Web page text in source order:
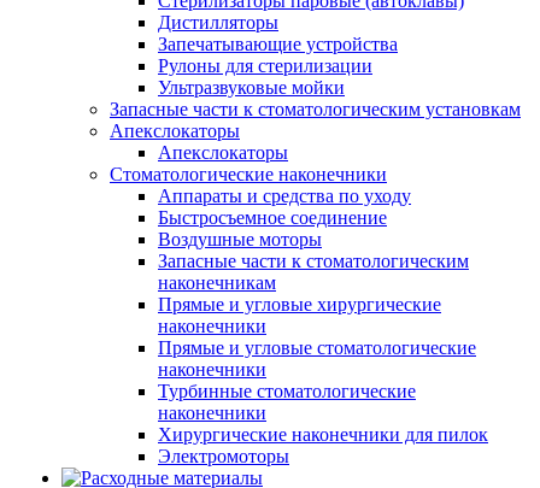
Дистилляторы
Запечатывающие устройства
Рулоны для стерилизации
Ультразвуковые мойки
Запасные части к стоматологическим установкам
Апекслокаторы
Апекслокаторы
Стоматологические наконечники
Аппараты и средства по уходу
Быстросъемное соединение
Воздушные моторы
Запасные части к стоматологическим
наконечникам
Прямые и угловые хирургические
наконечники
Прямые и угловые стоматологические
наконечники
Турбинные стоматологические
наконечники
Хирургические наконечники для пилок
Электромоторы